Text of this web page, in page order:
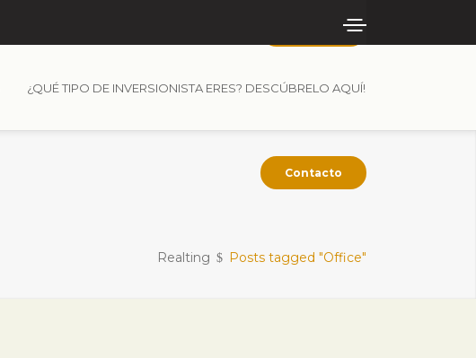
¿QUÉ TIPO DE INVERSIONISTA ERES? DESCÚBRELO AQUÍ!
Contacto
Realting Posts tagged "Office"